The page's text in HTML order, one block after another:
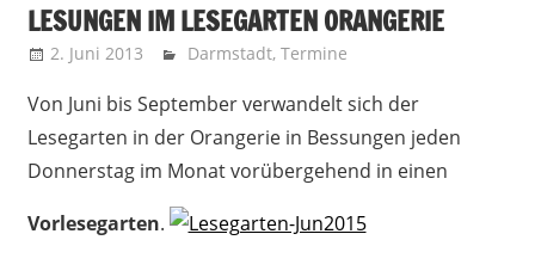
LESUNGEN IM LESEGARTEN ORANGERIE
2. Juni 2013 admin
Darmstadt, Termine
Von Juni bis September verwandelt sich der
Lesegarten in der Orangerie in Bessungen jeden
Donnerstag im Monat vorübergehend in einen
Vorlesegarten.